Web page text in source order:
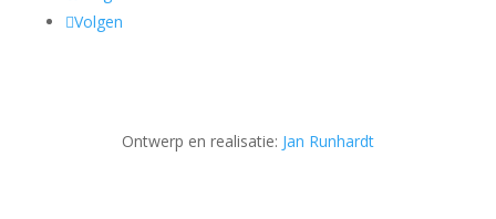
Volgen
Ontwerp en realisatie: Jan Runhardt